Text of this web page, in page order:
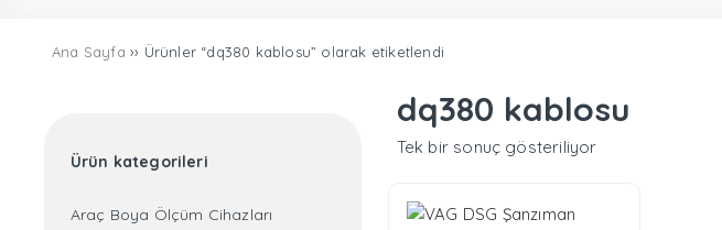
Ana Sayfa ›› Ürünler “dq380 kablosu” olarak etiketlendi
Ürün kategorileri
Araç Boya Ölçüm Cihazları
dq380 kablosu
Tek bir sonuç gösteriliyor